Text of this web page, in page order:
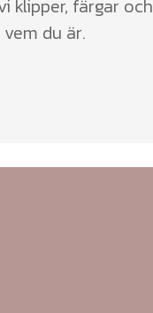
klipper, färgar och
du är.